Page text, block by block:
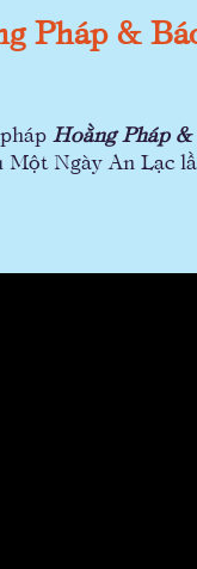
Pháp &
Hoằng Pháp
Một Ngày An Lạc